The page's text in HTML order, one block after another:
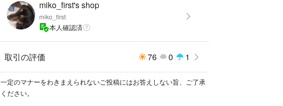
miko_first's shop
miko_first
本人確認済
取引の評価 76 0 1
一定のマナーをわきまえられないご投稿にはお答えしない旨、ご了承
ください。